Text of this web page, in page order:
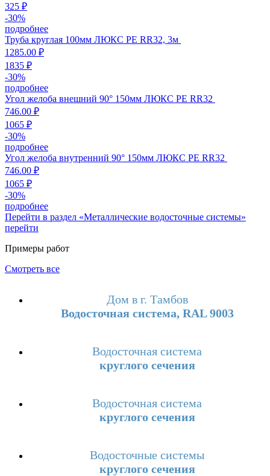
325 ₽
-30%
подробнее
Труба круглая 100мм ЛЮКС PE RR32, 3м
1285.00 ₽
1835 ₽
-30%
подробнее
Угол желоба внешний 90° 150мм ЛЮКС PE RR32
746.00 ₽
1065 ₽
-30%
подробнее
Угол желоба внутренний 90° 150мм ЛЮКС PE RR32
746.00 ₽
1065 ₽
-30%
подробнее
Перейти в раздел «Металлические водосточные системы»
перейти
Примеры работ
Смотреть все
Дом в г. Тамбов
Водосточная система, RAL 9003
Водосточная система
круглого сечения
Водосточная система
круглого сечения
Водосточные системы
круглого сечения